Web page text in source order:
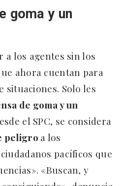
goma y un
a los agentes sin los
ahora cuentan para
situaciones. Solo les
de goma y un
el SPC, se considera
peligro a los
pacíficos que
«Buscan, y